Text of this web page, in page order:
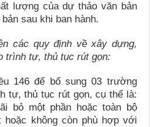
lượng của dự thảo văn bản
sau khi ban hành.
các quy định về xây dựng,
trình tự, thủ tục rút gọn:
146 để bổ sung 03 trường
tự, thủ tục rút gọn, cụ thể là:
bỏ một phần hoặc toàn bộ
hoặc không còn phù hợp với